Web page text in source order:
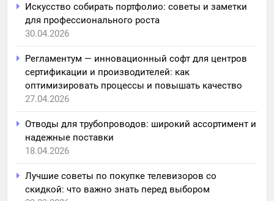
Искусство собирать портфолио: советы и заметки
для профессионального роста
30.04.2026
Регламентум — инновационный софт для центров
сертификации и производителей: как
оптимизировать процессы и повышать качество
27.04.2026
Отводы для трубопроводов: широкий ассортимент и
надежные поставки
18.04.2026
Лучшие советы по покупке телевизоров со
скидкой: что важно знать перед выбором